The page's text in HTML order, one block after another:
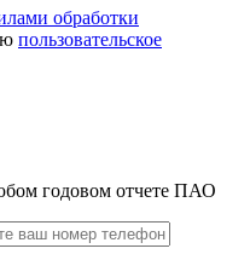
обработки
пользовательское
годовом отчете ПАО